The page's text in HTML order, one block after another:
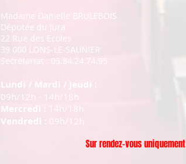
Madame Danielle BRULEBOIS
Députée du Jura
22 Rue des Ecoles
39 000 LONS-LE-SAUNIER
Secrétariat : 03.84.24.74.95
Lundi / Mardi / Jeudi :
09h/12h - 14h/18h
Mercredi : 14h/18h
Vendredi : 09h/12h
Sur rendez-vous uniquement